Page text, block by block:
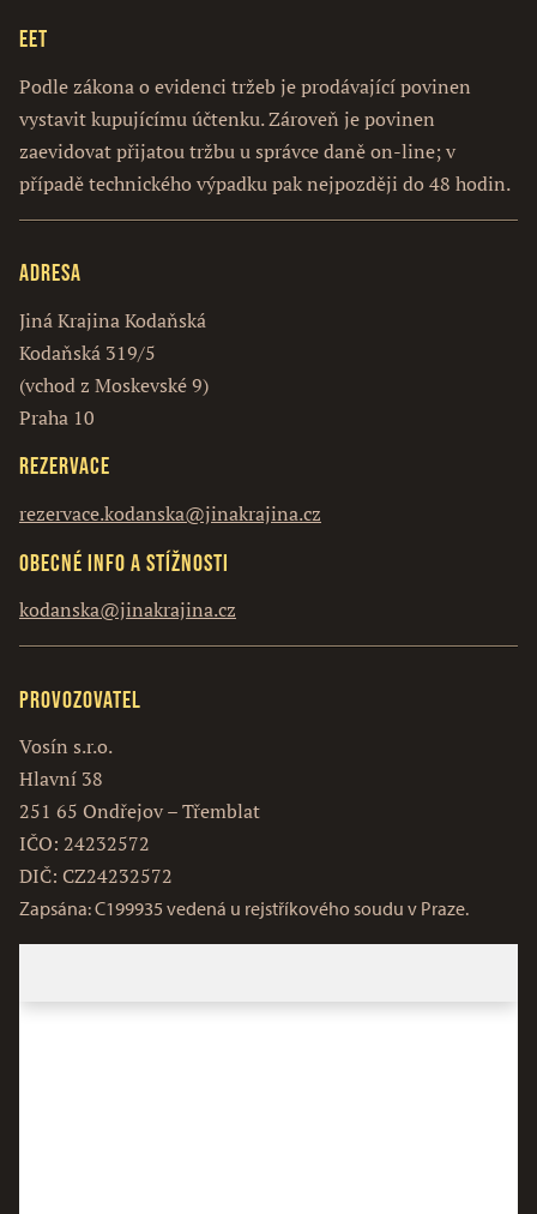
EET
Podle zákona o evidenci tržeb je prodávající povinen
vystavit kupujícímu účtenku. Zároveň je povinen
zaevidovat přijatou tržbu u správce daně on-line; v
případě technického výpadku pak nejpozději do 48 hodin.
Adresa
Jiná Krajina Kodaňská
Kodaňská 319/5
(vchod z Moskevské 9)
Praha 10
Rezervace
rezervace.kodanska@jinakrajina.cz
Obecné info a stížnosti
kodanska@jinakrajina.cz
Provozovatel
Vosín s.r.o.
Hlavní 38
251 65 Ondřejov – Třemblat
IČO: 24232572
DIČ: CZ24232572
Zapsána: C199935 vedená u rejstříkového soudu v Praze.